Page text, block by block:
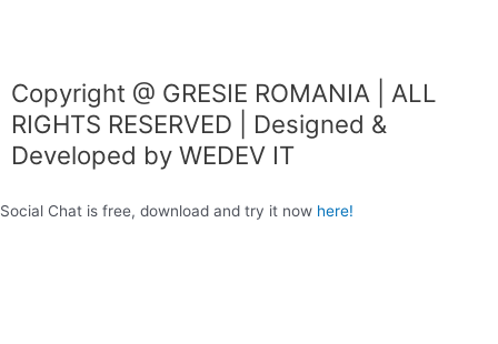
o
k
r
a
m
Copyright @ GRESIE ROMANIA | ALL
RIGHTS RESERVED | Designed &
Developed by WEDEV IT
Social Chat is free, download and try it now here!